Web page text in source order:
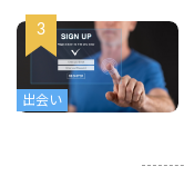
出会い